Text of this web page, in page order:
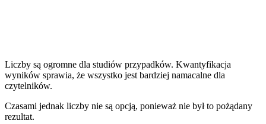
Liczby są ogromne dla studiów przypadków. Kwantyfikacja
wyników sprawia, że wszystko jest bardziej namacalne dla
czytelników.
Czasami jednak liczby nie są opcją, ponieważ nie był to pożądany
rezultat.